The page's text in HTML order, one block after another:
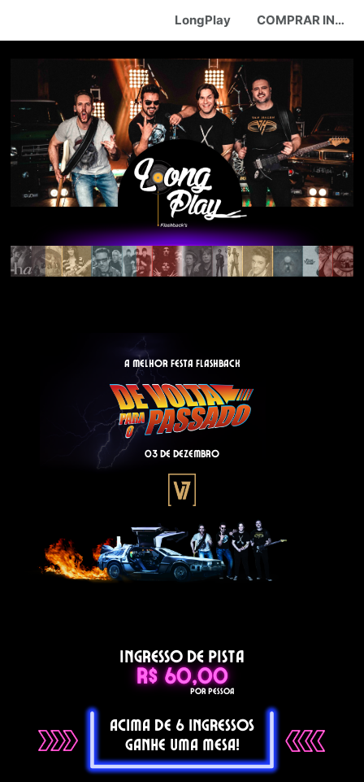
LongPlay COMPRAR INGRESSOS VIP
A MELHOR FESTA FLASHBACK
03 de Dezembro
Ingresso de pista
R$ 60,00
POR PESSOA
Acima de 6 ingressos
ganhe uma mesa!